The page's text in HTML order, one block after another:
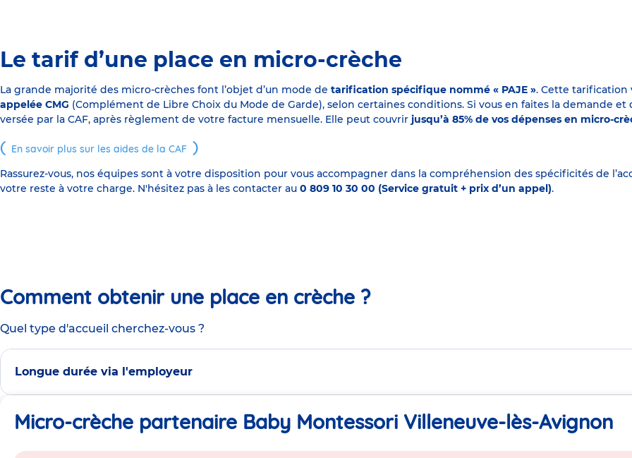
Le tarif d’une place en micro-crèche
La grande majorité des micro-crèches font l’objet d’un mode de tarification spécifique nommé « PAJE ». Cette tarification
appelée CMG (Complément de Libre Choix du Mode de Garde), selon certaines conditions. Si vous en faites la demande
versée par la CAF, après règlement de votre facture mensuelle. Elle peut couvrir jusqu’à 85% de vos dépenses en micro-
En savoir plus sur les aides de la CAF
Rassurez-vous, nos équipes sont à votre disposition pour vous accompagner dans la compréhension des spécificités de
votre reste à votre charge. N'hésitez pas à les contacter au 0 809 10 30 00 (Service gratuit + prix d’un appel).
Comment obtenir une place en crèche ?
Quel type d'accueil cherchez-vous ?
Longue durée via l'employeur
Micro-crèche partenaire Baby Montessori Villeneuve-lès-Avignon